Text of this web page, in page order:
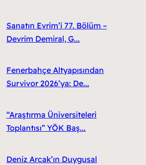
Sanatın Evrim’i 77. Bölüm –
Devrim Demiral, G...
Fenerbahçe Altyapısından
Survivor 2026’ya: De...
“Araştırma Üniversiteleri
Toplantısı” YÖK Baş...
Deniz Arcak’ın Duygusal